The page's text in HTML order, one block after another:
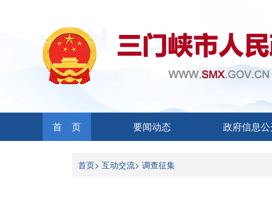
首 页 要闻动态 政府信息
首页> 互动交流> 调查征集